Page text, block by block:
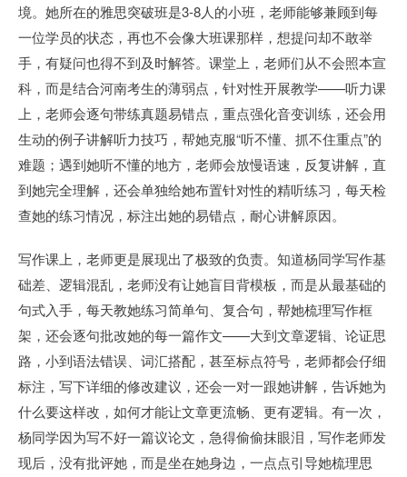
境。她所在的雅思突破班是3-8人的小班，老师能够兼顾到每
一位学员的状态，再也不会像大班课那样，想提问却不敢举
手，有疑问也得不到及时解答。课堂上，老师们从不会照本宣
科，而是结合河南考生的薄弱点，针对性开展教学——听力课
上，老师会逐句带练真题易错点，重点强化音变训练，还会用
生动的例子讲解听力技巧，帮她克服“听不懂、抓不住重点”的
难题；遇到她听不懂的地方，老师会放慢语速，反复讲解，直
到她完全理解，还会单独给她布置针对性的精听练习，每天检
查她的练习情况，标注出她的易错点，耐心讲解原因。
写作课上，老师更是展现出了极致的负责。知道杨同学写作基
础差、逻辑混乱，老师没有让她盲目背模板，而是从最基础的
句式入手，每天教她练习简单句、复合句，帮她梳理写作框
架，还会逐句批改她的每一篇作文——大到文章逻辑、论证思
路，小到语法错误、词汇搭配，甚至标点符号，老师都会仔细
标注，写下详细的修改建议，还会一对一跟她讲解，告诉她为
什么要这样改，如何才能让文章更流畅、更有逻辑。有一次，
杨同学因为写不好一篇议论文，急得偷偷抹眼泪，写作老师发
现后，没有批评她，而是坐在她身边，一点点引导她梳理思